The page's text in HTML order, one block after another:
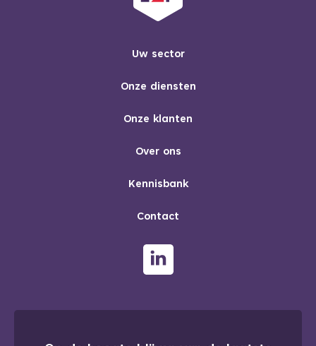
Uw sector
Onze diensten
Onze klanten
Over ons
Kennisbank
Contact